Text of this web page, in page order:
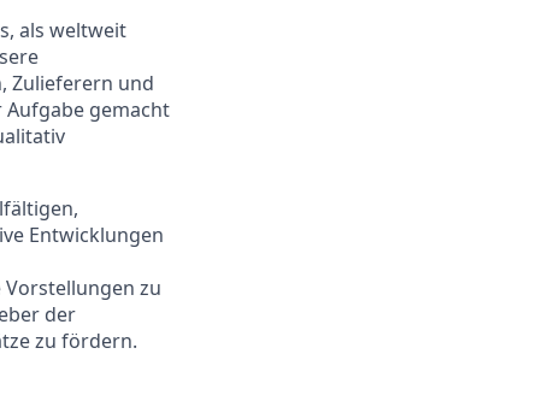
als weltweit
Zulieferern und
gemacht
Entwicklungen
zu
der
zu fördern.